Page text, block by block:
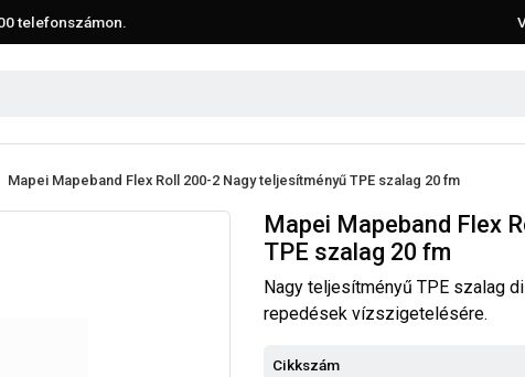
telefonszámon.
Mapei Mapeband Flex Roll 200-2 Nagy teljesítményű TPE szalag 20 fm
Mapei Mapeband Flex
TPE szalag 20 fm
Nagy teljesítményű TPE szalag
repedések vízszigetelésére.
Cikkszám